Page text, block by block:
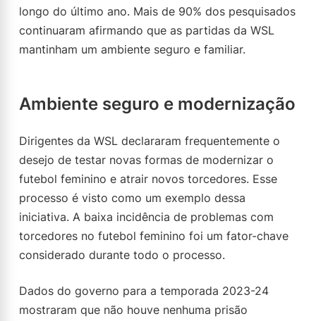
longo do último ano. Mais de 90% dos pesquisados
continuaram afirmando que as partidas da WSL
mantinham um ambiente seguro e familiar.
Ambiente seguro e modernização
Dirigentes da WSL declararam frequentemente o
desejo de testar novas formas de modernizar o
futebol feminino e atrair novos torcedores. Esse
processo é visto como um exemplo dessa
iniciativa. A baixa incidência de problemas com
torcedores no futebol feminino foi um fator-chave
considerado durante todo o processo.
Dados do governo para a temporada 2023-24
mostraram que não houve nenhuma prisão